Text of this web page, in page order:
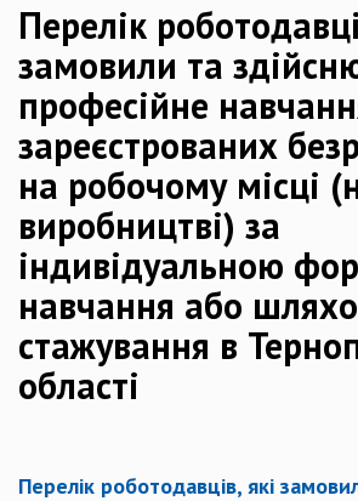
Перелік
замовили та
професійне
зареєстрованих
на робочому місці
виробництві) за
індивідуальною
навчання або
стажування в
області
Перелік роботодавців, які